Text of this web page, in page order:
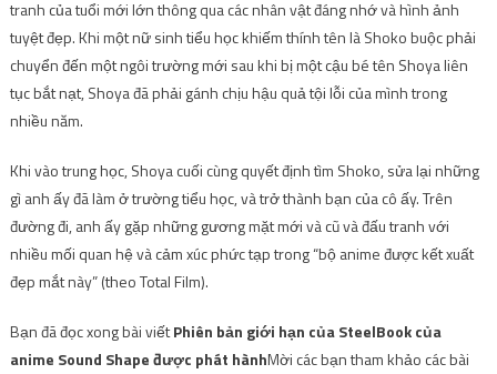
tranh của tuổi mới lớn thông qua các nhân vật đáng nhớ và hình ảnh
tuyệt đẹp. Khi một nữ sinh tiểu học khiếm thính tên là Shoko buộc phải
chuyển đến một ngôi trường mới sau khi bị một cậu bé tên Shoya liên
tục bắt nạt, Shoya đã phải gánh chịu hậu quả tội lỗi của mình trong
nhiều năm.
Khi vào trung học, Shoya cuối cùng quyết định tìm Shoko, sửa lại những
gì anh ấy đã làm ở trường tiểu học, và trở thành bạn của cô ấy. Trên
đường đi, anh ấy gặp những gương mặt mới và cũ và đấu tranh với
nhiều mối quan hệ và cảm xúc phức tạp trong “bộ anime được kết xuất
đẹp mắt này” (theo Total Film).
Bạn đã đọc xong bài viếtPhiên bản giới hạn của SteelBook của
anime Sound Shape được phát hànhMời các bạn tham khảo các bài